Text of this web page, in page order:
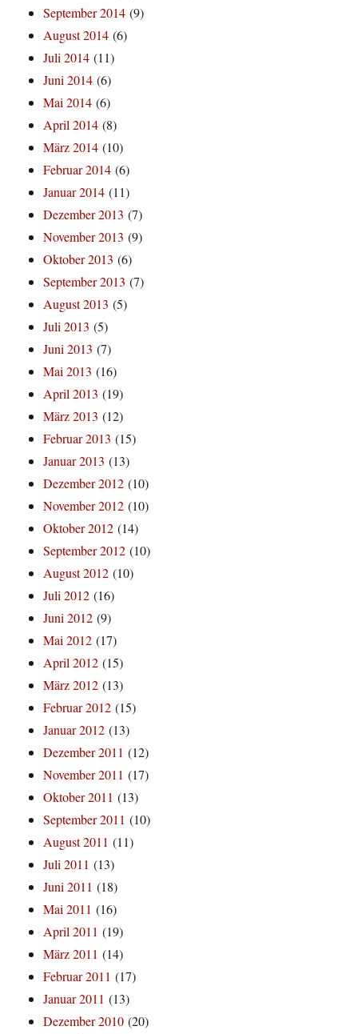
September 2014 (9)
August 2014 (6)
Juli 2014 (11)
Juni 2014 (6)
Mai 2014 (6)
April 2014 (8)
März 2014 (10)
Februar 2014 (6)
Januar 2014 (11)
Dezember 2013 (7)
November 2013 (9)
Oktober 2013 (6)
September 2013 (7)
August 2013 (5)
Juli 2013 (5)
Juni 2013 (7)
Mai 2013 (16)
April 2013 (19)
März 2013 (12)
Februar 2013 (15)
Januar 2013 (13)
Dezember 2012 (10)
November 2012 (10)
Oktober 2012 (14)
September 2012 (10)
August 2012 (10)
Juli 2012 (16)
Juni 2012 (9)
Mai 2012 (17)
April 2012 (15)
März 2012 (13)
Februar 2012 (15)
Januar 2012 (13)
Dezember 2011 (12)
November 2011 (17)
Oktober 2011 (13)
September 2011 (10)
August 2011 (11)
Juli 2011 (13)
Juni 2011 (18)
Mai 2011 (16)
April 2011 (19)
März 2011 (14)
Februar 2011 (17)
Januar 2011 (13)
Dezember 2010 (20)